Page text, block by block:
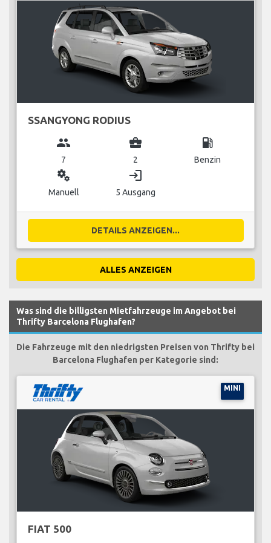
SSANGYONG RODIUS
group
7
business_center
2
local_gas_station
Benzin
miscellaneous_services
Manuell
login
5 Ausgang
DETAILS ANZEIGEN...
ALLES ANZEIGEN
Was sind die billigsten Mietfahrzeuge im Angebot bei
Thrifty Barcelona Flughafen?
Die Fahrzeuge mit den niedrigsten Preisen von Thrifty bei
Barcelona Flughafen per Kategorie sind:
MINI
FIAT 500